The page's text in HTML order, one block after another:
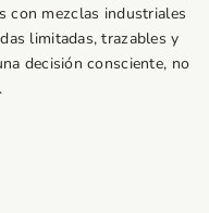
con mezclas industriales
limitadas, trazables y
decisión consciente, no